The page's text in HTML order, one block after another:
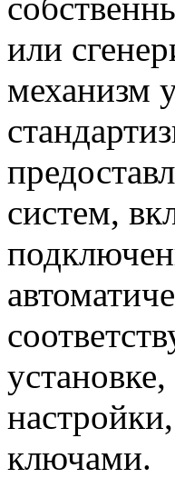
или
механизм
систем,
ключами.